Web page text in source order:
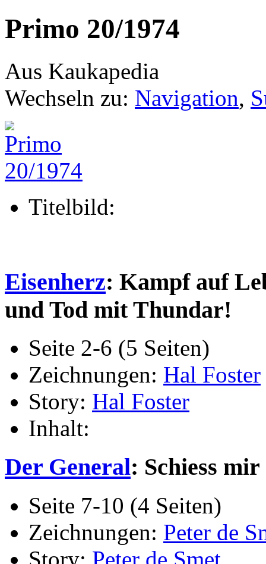
Primo 20/1974
Aus Kaukapedia
Wechseln zu: Navigation,
Titelbild:
Eisenherz: Kampf auf
und Tod mit Thundar!
Seite 2-6 (5 Seiten)
Zeichnungen: Hal Foster
Story: Hal Foster
Inhalt:
Der General: Schiess
Seite 7-10 (4 Seiten)
Zeichnungen: Peter de
Story: Peter de Smet